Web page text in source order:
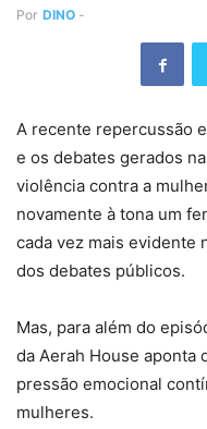
Por DINO -
A recente repercussão
e os debates gerados
violência contra a
novamente à tona um
cada vez mais evidente
dos debates públicos.
Mas, para além do
da Aerah House aponta
pressão emocional
mulheres.